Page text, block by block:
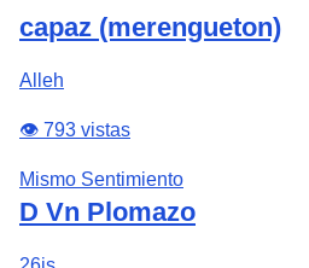
capaz (merengueton)
Alleh
👁️ 793 vistas
Mismo Sentimiento
D Vn Plomazo